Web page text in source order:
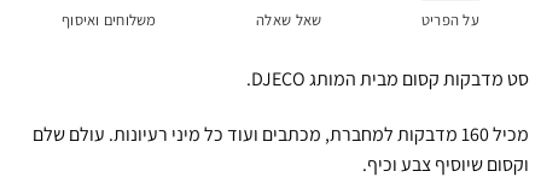
על הפריט שאל שאלה משלוחים ואיסוף
סט מדבקות קסום מבית המותג DJECO.
מכיל 160 מדבקות למחברת, מכתבים ועוד כל מיני רעיונות. עולם שלם
וקסום שיוסיף צבע וכיף.